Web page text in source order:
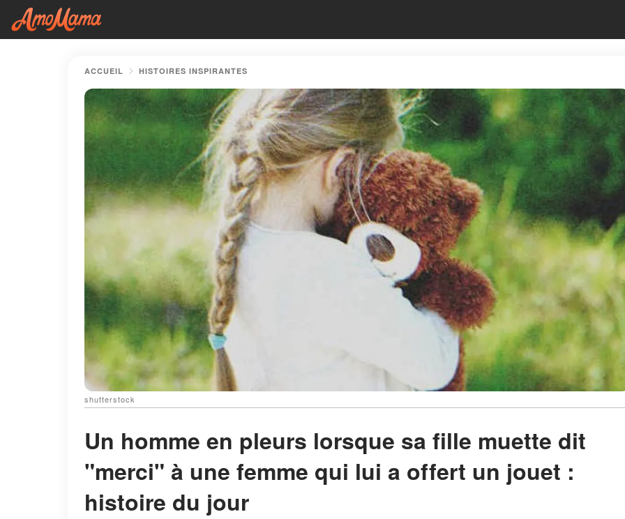
ACCUEIL HISTOIRES INSPIRANTES
shutterstock
Un homme en pleurs lorsque sa fille muette dit
"merci" à une femme qui lui a offert un jouet :
histoire du jour